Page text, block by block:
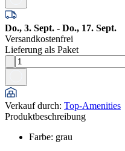
Do., 3. Sept. - Do., 17. Sept.
Versandkostenfrei
Lieferung als Paket
Verkauf durch: Top-Amenities
Produktbeschreibung
Farbe: grau